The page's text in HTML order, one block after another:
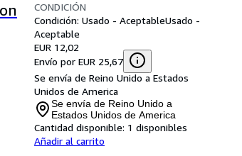
CONDICIÓN
Condición: Usado - AceptableUsado -
Aceptable
EUR 12,02
Envío por EUR 25,67
Se envía de Reino Unido a Estados
Unidos de America
Se envía de Reino Unido a
Estados Unidos de America
Cantidad disponible: 1 disponibles
Añadir al carrito